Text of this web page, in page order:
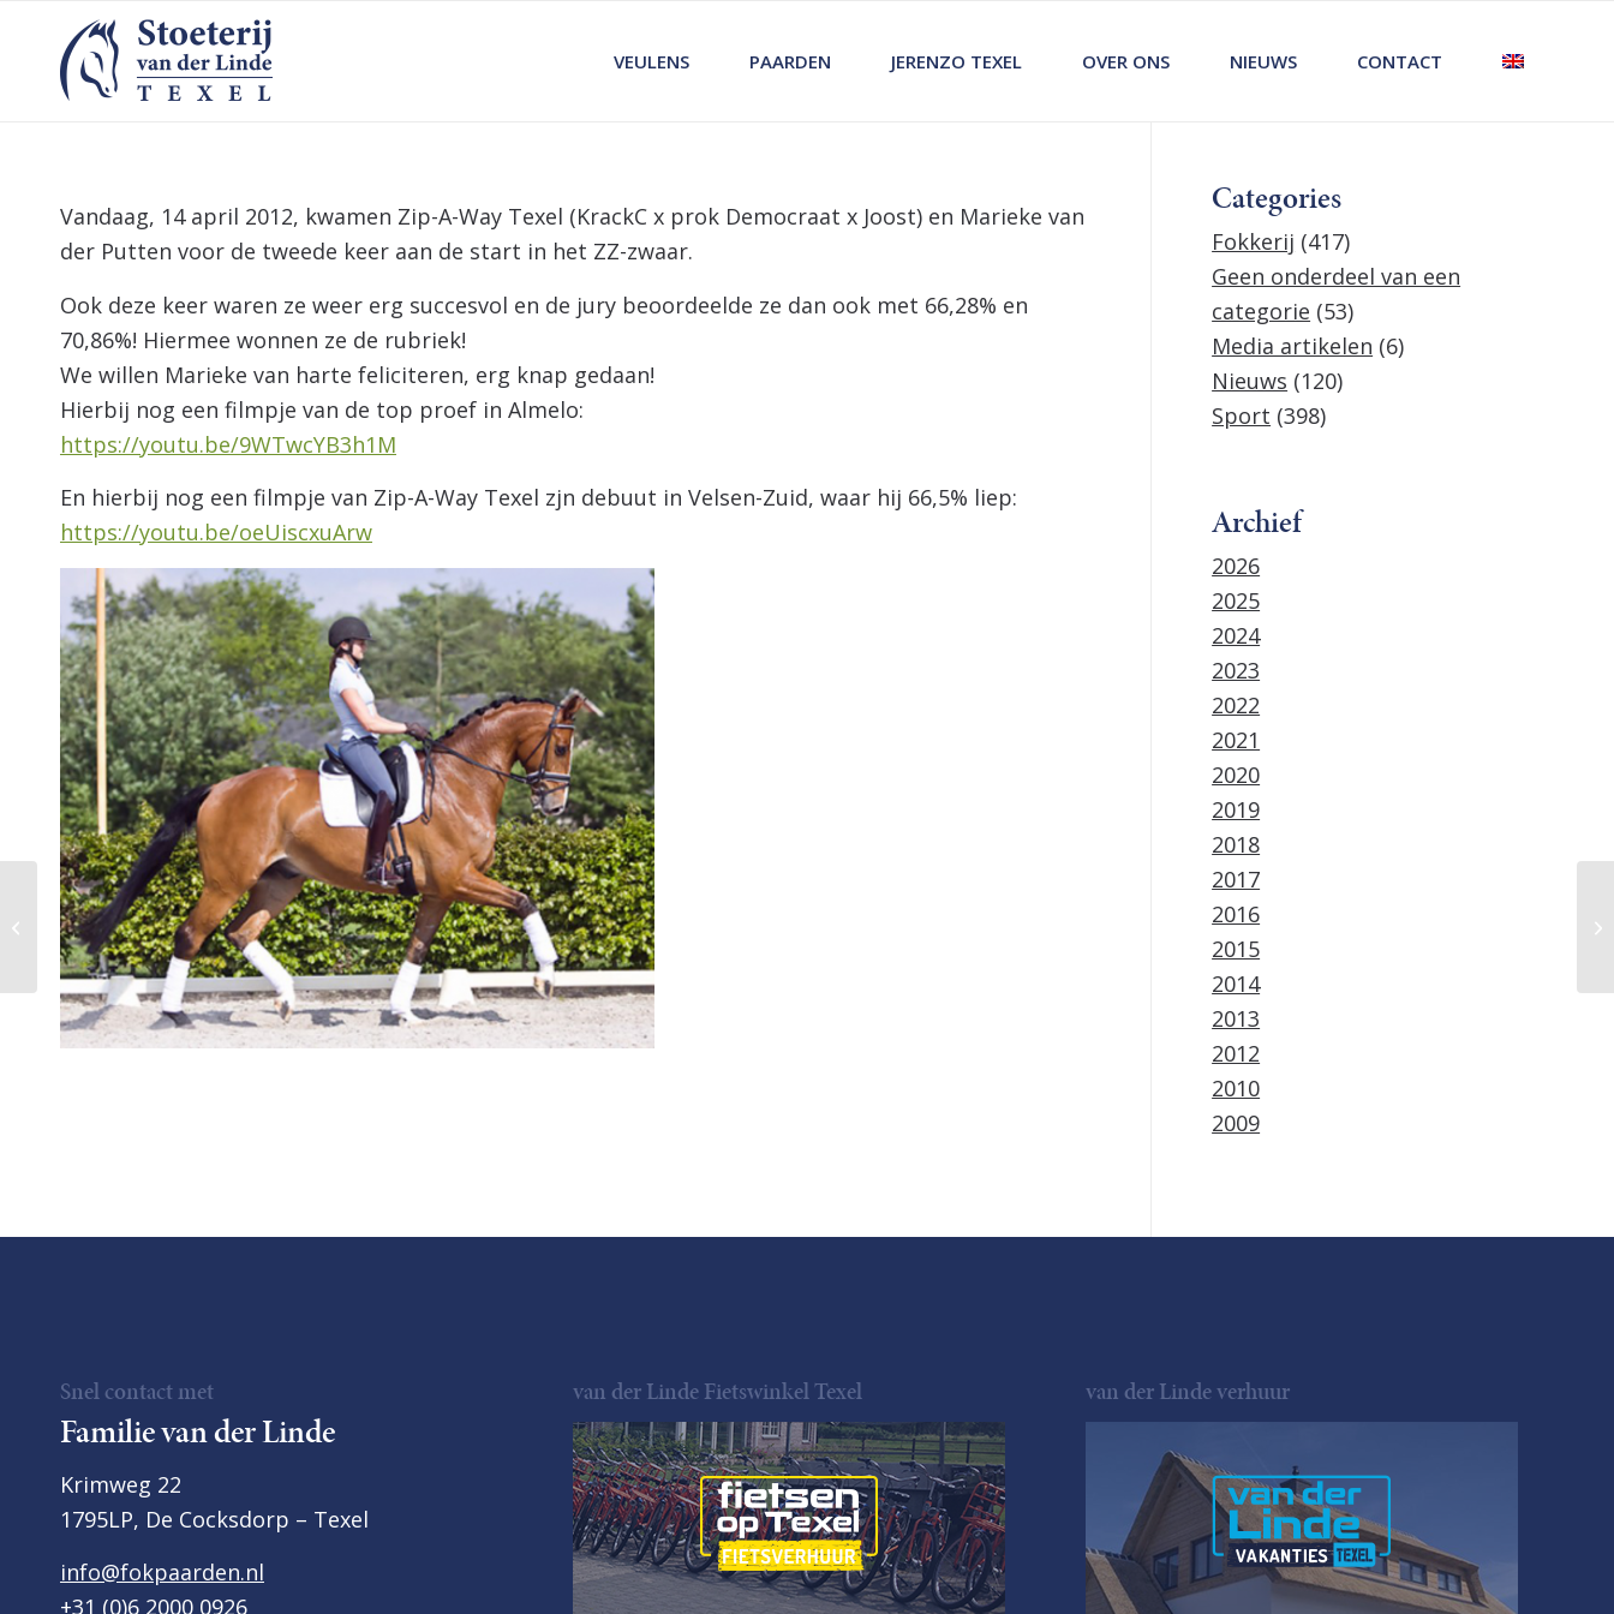
VEULENS PAARDEN JERENZO TEXEL OVER ONS NIEUWS CONTACT
Vandaag, 14 april 2012, kwamen Zip-A-Way Texel (KrackC x prok Democraat x Joost) en Marieke van
der Putten voor de tweede keer aan de start in het ZZ-zwaar.
Ook deze keer waren ze weer erg succesvol en de jury beoordeelde ze dan ook met 66,28% en
70,86%! Hiermee wonnen ze de rubriek!
We willen Marieke van harte feliciteren, erg knap gedaan!
Hierbij nog een filmpje van de top proef in Almelo:
https://youtu.be/9WTwcYB3h1M
En hierbij nog een filmpje van Zip-A-Way Texel zjn debuut in Velsen-Zuid, waar hij 66,5% liep:
https://youtu.be/oeUiscxuArw
Categories
Fokkerij (417)
Geen onderdeel van een
categorie (53)
Media artikelen (6)
Nieuws (120)
Sport (398)
Archief
2026
2025
2024
2023
2022
2021
2020
2019
2018
2017
2016
2015
2014
2013
2012
2010
2009
Snel contact met
Familie van der Linde
Krimweg 22
1795LP, De Cocksdorp – Texel
info@fokpaarden.nl
+31 (0)6 2000 0926
van der Linde Fietswinkel Texel van der Linde verhuur
Het getrouwde stel!